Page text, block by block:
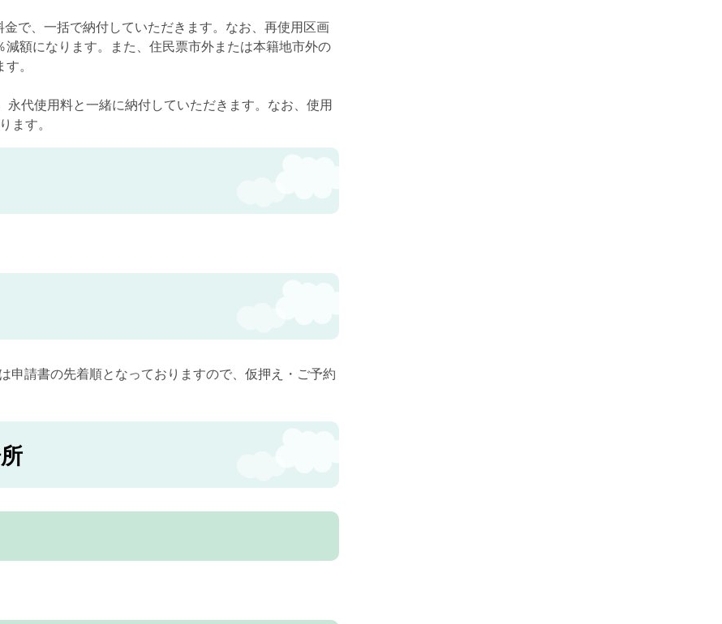
で、一括で納付していただきます。なお、再使用区画
額になります。また、住民票市外または本籍地市外の
。
代使用料と一緒に納付していただきます。なお、使用
ます。
申請書の先着順となっておりますので、仮押え・ご予約